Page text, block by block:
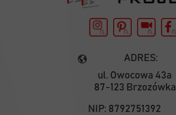
NIP: 8792751392
ADRES:
ul. Owocowa 43a
87-123 Brzozówka